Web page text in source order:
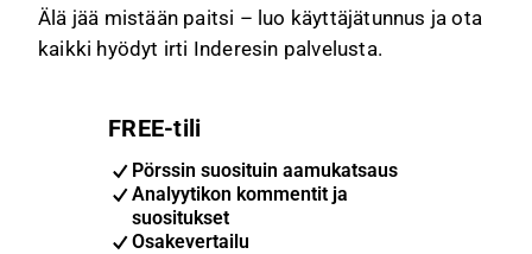
Älä jää mistään paitsi – luo käyttäjätunnus ja ota
kaikki hyödyt irti Inderesin palvelusta.
FREE-tili
Pörssin suosituin aamukatsaus
Analyytikon kommentit ja
suositukset
Osakevertailu